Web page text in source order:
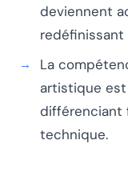
deviennent
redéfinissant
La
artistique
différenciant
technique.